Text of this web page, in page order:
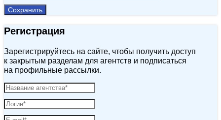
Сохранить
Регистрация
Зарегистрируйтесь на сайте, чтобы получить доступ
к закрытым разделам для агентств и подписаться
на профильные рассылки.